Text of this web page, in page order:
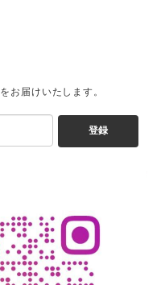
お届けいたします。
登録